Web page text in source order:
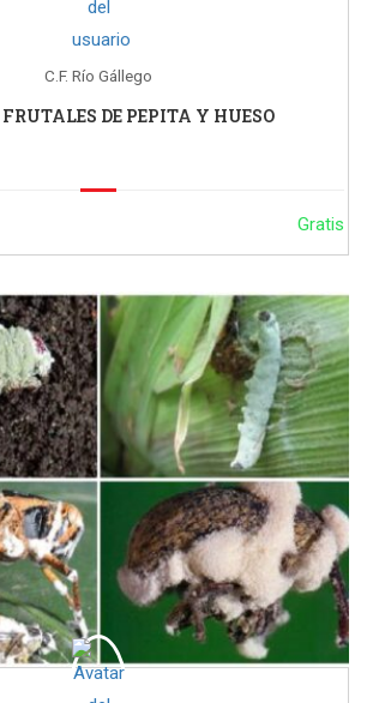
C.F. Río Gállego
FRUTALES DE PEPITA Y HUESO
Gratis